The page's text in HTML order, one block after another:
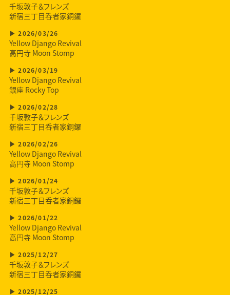
千坂敦子＆フレンズ
新宿三丁目呑者家銅鑼
2026/03/26
Yellow Django Revival
高円寺 Moon Stomp
2026/03/19
Yellow Django Revival
銀座 Rocky Top
2026/02/28
千坂敦子＆フレンズ
新宿三丁目呑者家銅鑼
2026/02/26
Yellow Django Revival
高円寺 Moon Stomp
2026/01/24
千坂敦子＆フレンズ
新宿三丁目呑者家銅鑼
2026/01/22
Yellow Django Revival
高円寺 Moon Stomp
2025/12/27
千坂敦子＆フレンズ
新宿三丁目呑者家銅鑼
2025/12/25